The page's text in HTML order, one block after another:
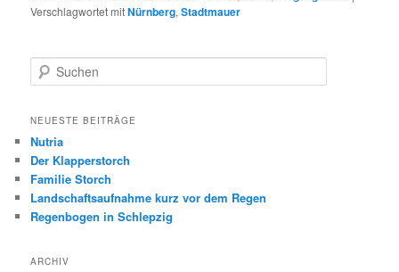
Verschlagwortet mitNürnberg,Stadtmauer
u
h
n
NEUESTE BEITRÄGE
Nutria
Der Klapperstorch
Familie Storch
Landschaftsaufnahme kurz vor dem Regen
Regenbogen in Schlepzig
ARCHIV